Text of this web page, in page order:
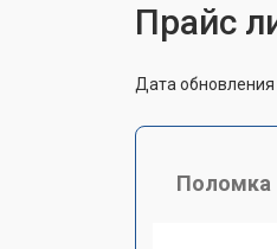
Прайс
Дата обновления
Поломка